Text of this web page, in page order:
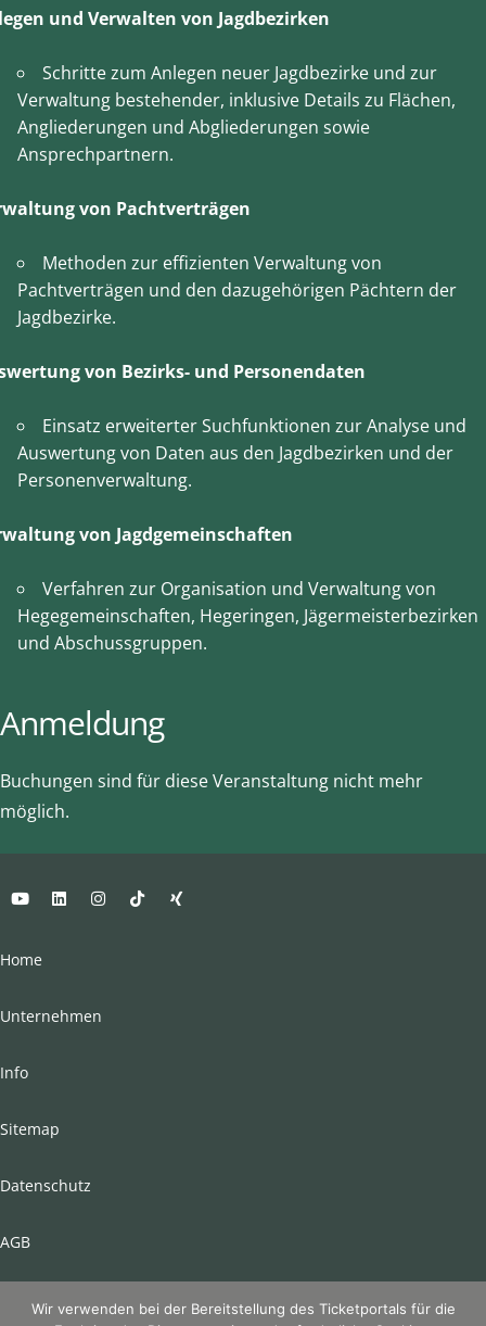
und Verwalten von Jagdbezirken
Schritte zum Anlegen neuer Jagdbezirke und zur
Verwaltung bestehender, inklusive Details zu Flächen,
Angliederungen und Abgliederungen sowie
Ansprechpartnern.
von Pachtverträgen
Methoden zur effizienten Verwaltung von
Pachtverträgen und den dazugehörigen Pächtern der
Jagdbezirke.
von Bezirks- und Personendaten
Einsatz erweiterter Suchfunktionen zur Analyse und
Auswertung von Daten aus den Jagdbezirken und der
Personenverwaltung.
von Jagdgemeinschaften
Verfahren zur Organisation und Verwaltung von
Hegegemeinschaften, Hegeringen, Jägermeisterbezirken
und Abschussgruppen.
Anmeldung
Buchungen sind für diese Veranstaltung nicht mehr
möglich.
Home
Unternehmen
Info
Sitemap
Datenschutz
AGB
Wir verwenden bei der Bereitstellung des Ticketportals für die